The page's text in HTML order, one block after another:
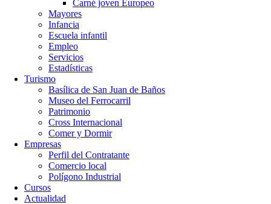
Carné joven Europeo
Mayores
Infancia
Escuela infantil
Empleo
Servicios
Estadísticas
Turismo
Basílica de San Juan de Baños
Museo del Ferrocarril
Patrimonio
Cross Internacional
Comer y Dormir
Empresas
Perfil del Contratante
Comercio local
Polígono Industrial
Cursos
Actualidad